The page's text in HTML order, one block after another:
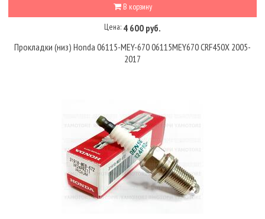
В корзину
Цена: 4 600 руб.
Прокладки (низ) Honda 06115-MEY-670 06115MEY670 CRF450X 2005-
2017